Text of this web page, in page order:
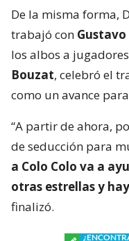
De la misma forma,
trabajó con
los albos a
Bouzat, celebró el
como un avance
“A partir de ahora,
de seducción para
a Colo Colo va a
otras estrellas y
finalizó.